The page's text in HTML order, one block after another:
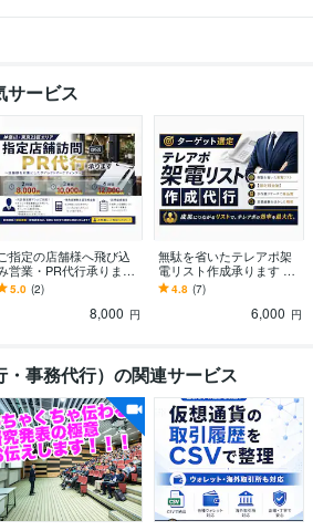
サービス
ご指定の店舗様へ飛び込
営業・PR代行承ります
奈川・都内エリアで元
訪販営業経験者がダイレ
5.0 (2)
8,000 円
無駄を省いたテレアポ架
電リスト作成承ります 元
営業マンの観点で業務効
率を考えたテレアポ架電
4.8 (7)
6,000 円
事務代行）の関連サービス